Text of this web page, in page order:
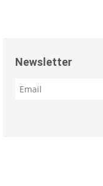
Newsletter